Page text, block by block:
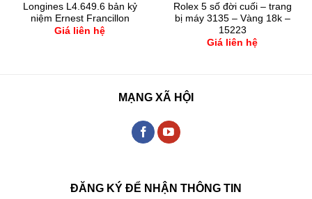
Longines L4.649.6 bản kỷ
niệm Ernest Francillon
Giá liên hệ
Rolex 5 số đời cuối – trang
bị máy 3135 – Vàng 18k –
15223
Giá liên hệ
MẠNG XÃ HỘI
ĐĂNG KÝ ĐỂ NHẬN THÔNG TIN